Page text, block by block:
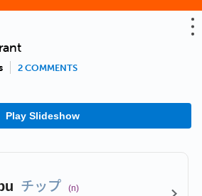
2 COMMENTS
Play Slideshow
チップ (n)